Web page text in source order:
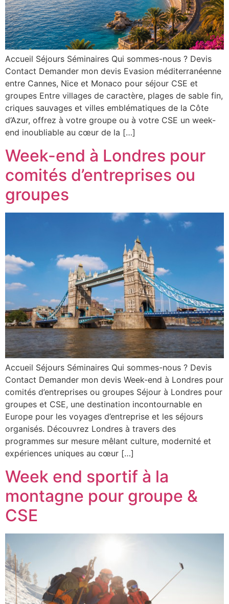
Accueil Séjours Séminaires Qui sommes-nous ? Devis
Contact Demander mon devis Evasion méditerranéenne
entre Cannes, Nice et Monaco pour séjour CSE et
groupes Entre villages de caractère, plages de sable fin,
criques sauvages et villes emblématiques de la Côte
d’Azur, offrez à votre groupe ou à votre CSE un week-
end inoubliable au cœur de la […]
Week-end à Londres pour
comités d’entreprises ou
groupes
Accueil Séjours Séminaires Qui sommes-nous ? Devis
Contact Demander mon devis Week-end à Londres pour
comités d’entreprises ou groupes Séjour à Londres pour
groupes et CSE, une destination incontournable en
Europe pour les voyages d’entreprise et les séjours
organisés. Découvrez Londres à travers des
programmes sur mesure mêlant culture, modernité et
expériences uniques au cœur […]
Week end sportif à la
montagne pour groupe &
CSE